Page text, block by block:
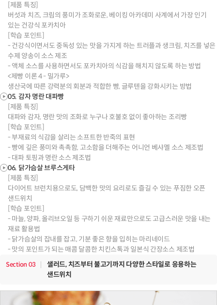
[제품 특징]
버섯과 치즈, 크림의 풍미가 조화로운, 베이킹 아카데미 사계에서 가장 인기
있는 건강식 포카치아
[학습 포인트]
- 건강식이면서도 중독성 있는 맛을 가지게 하는 트러플과 생크림, 치즈를 넣은
수제 양송이 소스 제조
- 액체 소스를 사용하면서도 포카치아의 식감을 해치지 않도록 하는 방법
<제빵 이론 4 - 밀가루>
05. 감자 명란 대파빵
[제품 특징]
대파와 감자, 명란 맛의 조화로 누구나 호불호 없이 좋아하는 조리빵
[학습 포인트]
- 부재료의 식감을 살리는 소프트한 반죽의 표현
- 빵에 깊은 풍미와 촉촉함, 고소함을 더해주는 어니언 베샤멜 소스 제조법
- 대파 토핑과 명란 소스 제조법
06. 닭가슴살 브루스게타
[제품 특징]
다이어트 브런치용으로도, 담백한 맛의 요리로도 즐길 수 있는 푸짐한 오픈
샌드위치
[학습 포인트]
- 마늘, 양파, 올리브오일 등 구하기 쉬운 재료만으로도 고급스러운 맛을 내는
재료 활용법
- 닭가슴살의 잡내를 잡고, 기분 좋은 향을 입히는 마리네이드
- 맛의 포인트가 되는 매콤 달콤한 치킨스톡과 일본식 간장소스 제조법
Section 03
샐러드, 치즈부터 불고기까지 다양한 스타일로 응용하는
샌드위치